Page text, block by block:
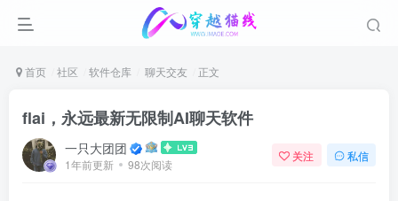
首页 社区 软件仓库 聊天交友 正文
flai，永远最新无限制AI聊天软件
一只大团团
1年前更新 98次阅读
关注 私信